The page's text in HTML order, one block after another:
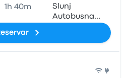
1h 40m
Slunj
Autobusna